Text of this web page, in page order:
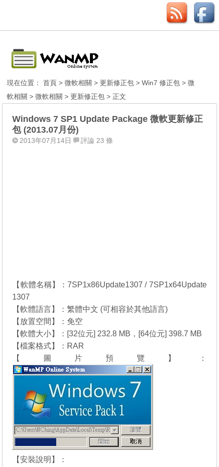
現在位置：首頁 >微軟相關 >更新修正包 >Win7 修正包 >微
軟相關 >微軟相關 >更新修正包 > 正文
Windows 7 SP1 Update Package 微軟更新修正
包 (2013.07月份)
2013年07月14日 評論 23 條
【軟體名稱】：7SP1x86Update1307 / 7SP1x64Update
1307
【軟體語言】：繁體中文 (可相容於其他語言)
【放置空間】：免空
【軟體大小】：[32位元] 232.8 MB，[64位元] 398.7 MB
【檔案格式】：RAR
【圖片預覽】：
【安裝說明】：